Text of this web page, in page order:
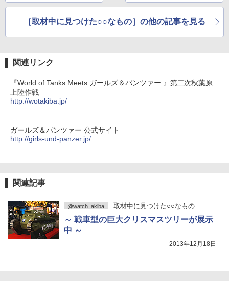
［取材中に見つけた○○なもの］の他の記事を見る
関連リンク
『World of Tanks Meets ガールズ＆パンツァー 』第二次秋葉原
上陸作戦
http://wotakiba.jp/
ガールズ＆パンツァー 公式サイト
http://girls-und-panzer.jp/
関連記事
@watch_akiba 取材中に見つけた○○なもの
～ 戦車型の巨大クリスマスツリーが展示
中 ～
2013年12月18日